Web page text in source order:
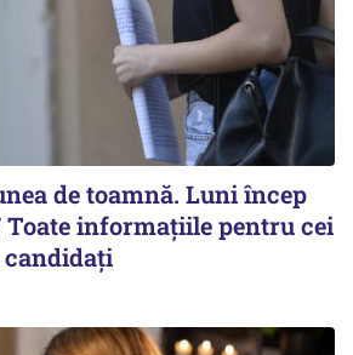
de toamnă. Luni încep
Toate informațiile pentru cei
candidați